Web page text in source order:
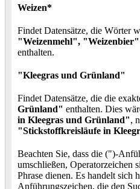
Weizen*
Findet Datensätze, die Wörter
"Weizenmehl", "Weizenbier"
enthalten.
"Kleegras und Grünland"
Findet Datensätze, die die
Grünland" enthalten. Dies
in Kleegras und Grünland",
"Stickstoffkreisläufe in
Beachten Sie, dass die (")-
umschließen, Operatorzeichen
Phrase dienen. Es handelt sich
Anführungszeichen, die den